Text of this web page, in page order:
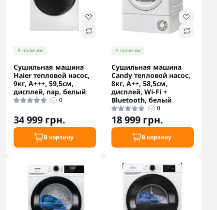
В наличии
Сушильная машина
Haier тепловой насос,
9кг, A+++, 59,5см,
дисплей, пар, белый
0
34 999 грн.
В корзину
В наличии
Сушильная машина
Candy тепловой насос,
8кг, A++, 58,5см,
дисплей, Wi-Fi +
Bluetooth, белый
0
18 999 грн.
В корзину